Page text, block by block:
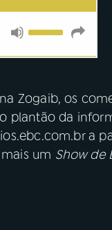
Zogaib, os
plantão da
a
um Show de